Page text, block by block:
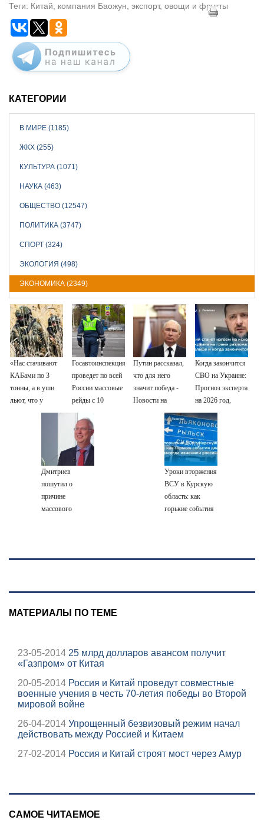
Теги: Китай, компания Баожун, экспорт, овощи и фрукты
КАТЕГОРИИ
В МИРЕ (1185)
ЖКХ (255)
КУЛЬТУРА (1071)
НАУКА (463)
ОБЩЕСТВО (12547)
ПОЛИТИКА (3747)
СПОРТ (324)
ЭКОЛОГИЯ (498)
ЭКОНОМИКА (2349)
«Нас стачивают
КАБами по 3
тонны, а в уши
льют, что у
русских «нет
Госавтоинспекция
проведет по всей
России массовые
рейды с 10
августа
Путин рассказал,
что для него
значит победа -
Новости на
Когда закончится
СВО на Украине:
Прогноз эксперта
на 2026 год,
последние
новости о боевых
действиях
Дмитриев
пошутил о
причине
массового
на Вести.ru
Уроки вторжения
ВСУ в Курскую
область: как
горькие события
российскую
МАТЕРИАЛЫ ПО ТЕМЕ
23-05-2014 25 млрд долларов авансом получит
«Газпром» от Китая
20-05-2014 Россия и Китай проведут совместные
военные учения в честь 70-летия победы во Второй
мировой войне
26-04-2014 Упрощенный безвизовый режим начал
действовать между Россией и Китаем
27-02-2014 Россия и Китай строят мост через Амур
САМОЕ ЧИТАЕМОЕ